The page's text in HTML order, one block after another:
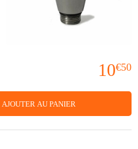
10€50
AJOUTER AU PANIER